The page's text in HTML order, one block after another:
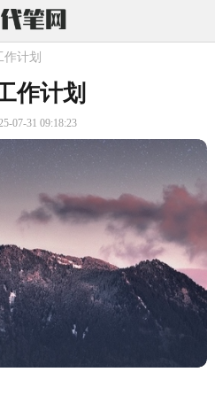
作计划
作计划
07-31 09:18:23